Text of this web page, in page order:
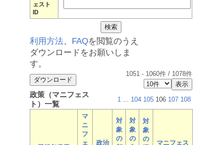
ェスト
ID
利用方法、 FAQを閲覧のうえ
ダウンロードをお願いしま
す。
1051 - 1060件 / 1078件
政策（マニフェス
ト）一覧
1 ... 104 105 106 107 108
マ
ニ
フ
ェ
政治
対
象
の
対
象
の
対
象
の
マニフェス